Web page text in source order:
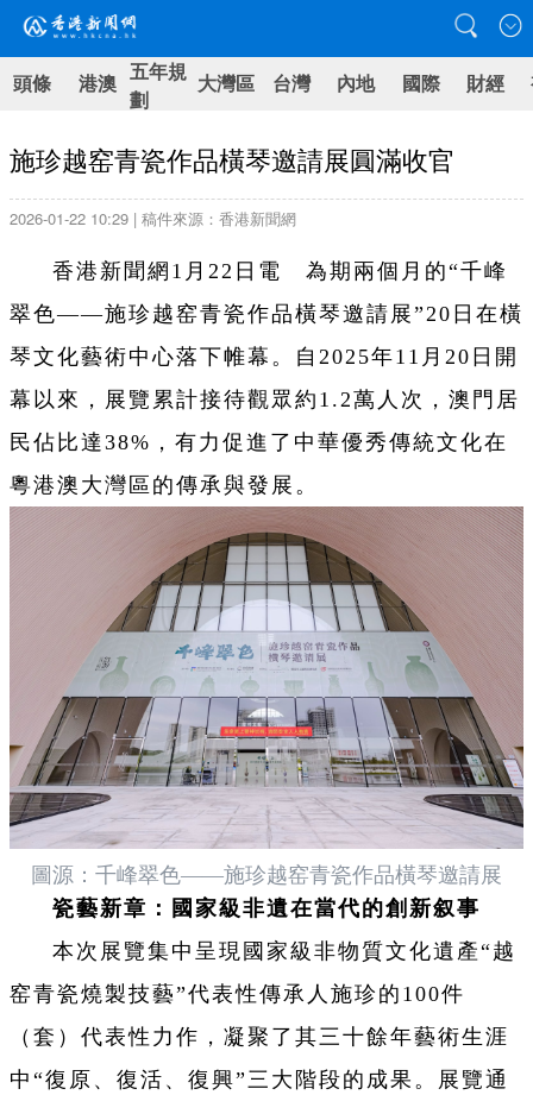
頭條 港澳 五年規
劃
大灣區 台灣 內地 國際 財經
施珍越窑青瓷作品橫琴邀請展圓滿收官
2026-01-22 10:29 | 稿件來源：香港新聞網
香港新聞網1月22日電 為期兩個月的“千峰
翠色——施珍越窑青瓷作品橫琴邀請展”20日在橫
琴文化藝術中心落下帷幕。自2025年11月20日開
幕以來，展覽累計接待觀眾約1.2萬人次，澳門居
民佔比達38%，有力促進了中華優秀傳統文化在
粵港澳大灣區的傳承與發展。
圖源：千峰翠色——施珍越窑青瓷作品橫琴邀請展
瓷藝新章：國家級非遺在當代的創新叙事
本次展覽集中呈現國家級非物質文化遺產“越
窑青瓷燒製技藝”代表性傳承人施珍的100件
（套）代表性力作，凝聚了其三十餘年藝術生涯
中“復原、復活、復興”三大階段的成果。展覽通